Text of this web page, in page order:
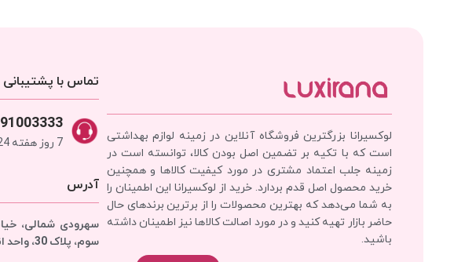
لوکسیرانا بزرگترین فروشگاه آنلاین در زمینه لوازم بهداشتی
است که با تکیه بر تضمین اصل بودن کالا، توانسته است در
زمینه جلب اعتماد مشتری در مورد کیفیت کالاها و همچنین
خرید محصول اصل قدم بردارد. خرید از لوکسیرانا این اطمینان را
به شما می‌دهد که بهترین محصولات را از برترین برندهای حال
حاضر بازار تهیه کنید و در مورد اصالت کالاها نیز اطمینان داشته
باشید.
تماس با پشتیبانی
7 روز هفته 24 ساعته
آدرس
سهرودی شمالی،
سوم، پلاک 30، واحد انبار